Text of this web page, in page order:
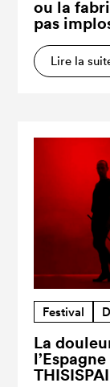
ou la
pas
Lire la
Festival
La